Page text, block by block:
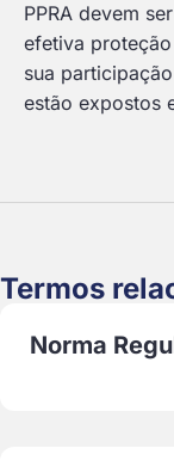
PPRA devem
efetiva
sua
estão expostos
Termos
Norma